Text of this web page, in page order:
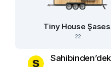
Tiny House
22